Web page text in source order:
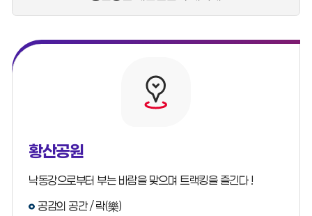
황산공원
낙동강으로부터 부는 바람을 맞으며 트랙킹을 즐긴다 !
공감의 공간 / 락(樂)